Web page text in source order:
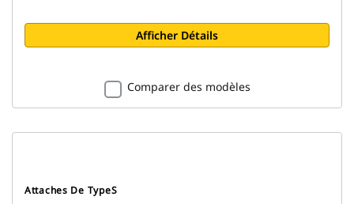
Afficher Détails
Comparer des modèles
Attaches De TypeS